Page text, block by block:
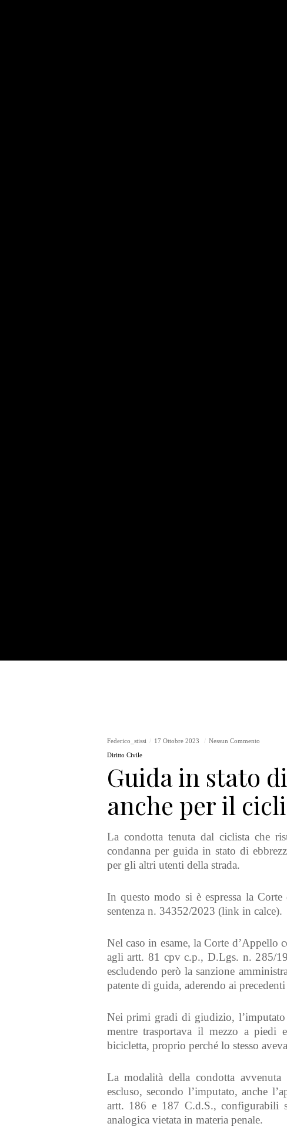
Federico_stissi 17 Ottobre 2023
Nessun Commento
Diritto Civile
Guida in stato
anche per il
La condotta tenuta dal ciclista che
condanna per guida in stato di
per gli altri utenti della strada.
In questo modo si è espressa la
sentenza n. 34352/2023 (link in calce).
Nel caso in esame, la Corte d’Appello
agli artt. 81 cpv c.p., D.Lgs. n. 285/
escludendo però la sanzione
patente di guida, aderendo ai
Nei primi gradi di giudizio, l’imputato
mentre trasportava il mezzo a
bicicletta, proprio perché lo stesso
La modalità della condotta
escluso, secondo l’imputato, anche
artt. 186 e 187 C.d.S., configurabili
analogica vietata in materia penale.